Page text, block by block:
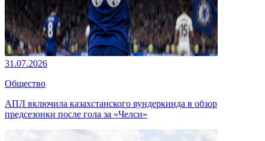
31.07.2026
Общество
АПЛ включила казахстанского вундеркинда в обзор
предсезонки после гола за «Челси»